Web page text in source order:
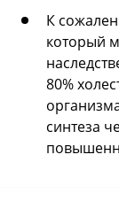
К
который
80%
синтеза